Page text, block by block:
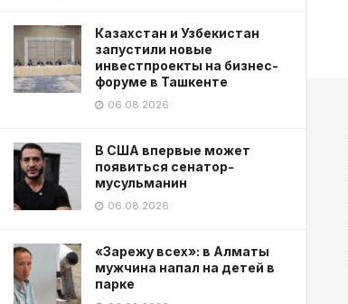
Казахстан и Узбекистан
запустили новые
инвестпроекты на бизнес-
форуме в Ташкенте
06.08.2026
В США впервые может
появиться сенатор-
мусульманин
06.08.2026
«Зарежу всех»: в Алматы
мужчина напал на детей в
парке